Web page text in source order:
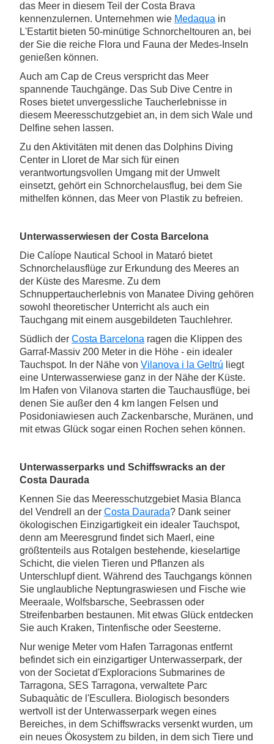
das Meer in diesem Teil der Costa Brava
kennenzulernen. Unternehmen wie Medaqua in
L'Estartit bieten 50-minütige Schnorcheltouren an, bei
der Sie die reiche Flora und Fauna der Medes-Inseln
genießen können.
Auch am Cap de Creus verspricht das Meer
spannende Tauchgänge. Das Sub Dive Centre in
Roses bietet unvergessliche Taucherlebnisse in
diesem Meeresschutzgebiet an, in dem sich Wale und
Delfine sehen lassen.
Zu den Aktivitäten mit denen das Dolphins Diving
Center in Lloret de Mar sich für einen
verantwortungsvollen Umgang mit der Umwelt
einsetzt, gehört ein Schnorchelausflug, bei dem Sie
mithelfen können, das Meer von Plastik zu befreien.
Unterwasserwiesen der Costa Barcelona
Die Calíope Nautical School in Mataró bietet
Schnorchelausflüge zur Erkundung des Meeres an
der Küste des Maresme. Zu dem
Schnuppertaucherlebnis von Manatee Diving gehören
sowohl theoretischer Unterricht als auch ein
Tauchgang mit einem ausgebildeten Tauchlehrer.
Südlich der Costa Barcelona ragen die Klippen des
Garraf-Massiv 200 Meter in die Höhe - ein idealer
Tauchspot. In der Nähe von Vilanova i la Geltrú liegt
eine Unterwasserwiese ganz in der Nähe der Küste.
Im Hafen von Vilanova starten die Tauchausflüge, bei
denen Sie außer den 4 km langen Felsen und
Posidoniawiesen auch Zackenbarsche, Muränen, und
mit etwas Glück sogar einen Rochen sehen können.
Unterwasserparks und Schiffswracks an der
Costa Daurada
Kennen Sie das Meeresschutzgebiet Masia Blanca
del Vendrell an der Costa Daurada? Dank seiner
ökologischen Einzigartigkeit ein idealer Tauchspot,
denn am Meeresgrund findet sich Maerl, eine
größtenteils aus Rotalgen bestehende, kieselartige
Schicht, die vielen Tieren und Pflanzen als
Unterschlupf dient. Während des Tauchgangs können
Sie unglaubliche Neptungraswiesen und Fische wie
Meeraale, Wolfsbarsche, Seebrassen oder
Streifenbarben bestaunen. Mit etwas Glück entdecken
Sie auch Kraken, Tintenfische oder Seesterne.
Nur wenige Meter vom Hafen Tarragonas entfernt
befindet sich ein einzigartiger Unterwasserpark, der
von der Societat d'Exploracions Submarines de
Tarragona, SES Tarragona, verwaltete Parc
Subaquàtic de l'Escullera. Biologisch besonders
wertvoll ist der Unterwasserpark wegen eines
Bereiches, in dem Schiffswracks versenkt wurden, um
ein neues Ökosystem zu bilden, in dem sich Tiere und